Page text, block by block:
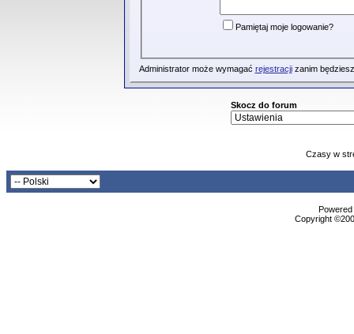
Pamiętaj moje logowanie?
Administrator może wymagać rejestracjizanim
Skocz do forum
Czasy w
Copyright